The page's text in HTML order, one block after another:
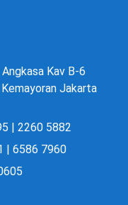
Kav B-6
Jakarta
| 2260 5882
| 6586 7960